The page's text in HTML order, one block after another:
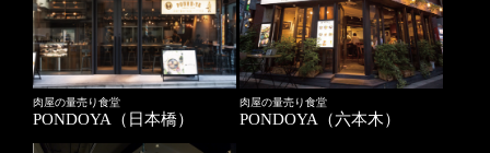
肉屋の量売り食堂
PONDOYA（日本橋）
肉屋の量売り食堂
PONDOYA（六本木）